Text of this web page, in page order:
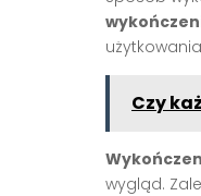
Czy
wygląd.